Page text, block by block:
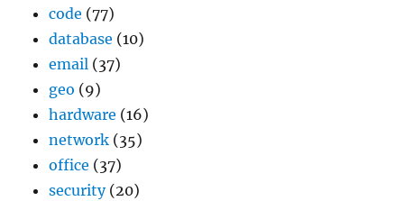
code (77)
database (10)
email (37)
geo (9)
hardware (16)
network (35)
office (37)
security(20)